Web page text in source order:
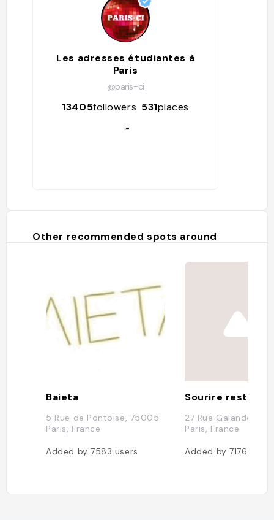
Les adresses étudiantes à
Paris
@paris-ci
13405followers 531places
""
Other recommended spots around
Baieta
5 Rue de Pontoise, 75005
Paris, France
Added by7583 users
27 Rue Galande,
Paris, France
Added by7176